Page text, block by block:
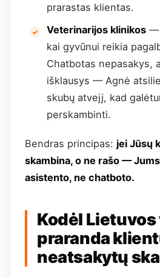
prarastas klientas.
Veterinarijos klinikos —
kai gyvūnui reikia
Chatbotas nepasakys,
išklausys — Agnė
skubų atvejį, kad
perskambinti.
Bendras principas: jei Jūsų
skambina, o ne rašo —
asistento, ne chatboto.
Kodėl
praranda
neatsakytų